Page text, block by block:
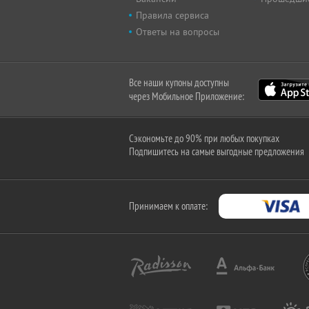
Правила сервиса
Ответы на вопросы
Все наши купоны доступны
через Мобильное Приложение:
Сэкономьте до 90% при любых покупках
Подпишитесь на самые выгодные предложения
Принимаем к оплате: